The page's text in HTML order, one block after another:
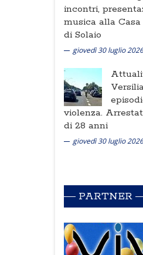
incontri,
musica alla
di Solaio
giovedì 30 luglio 2026
violenza.
di 28 anni
giovedì 30 luglio 2026
PARTNER